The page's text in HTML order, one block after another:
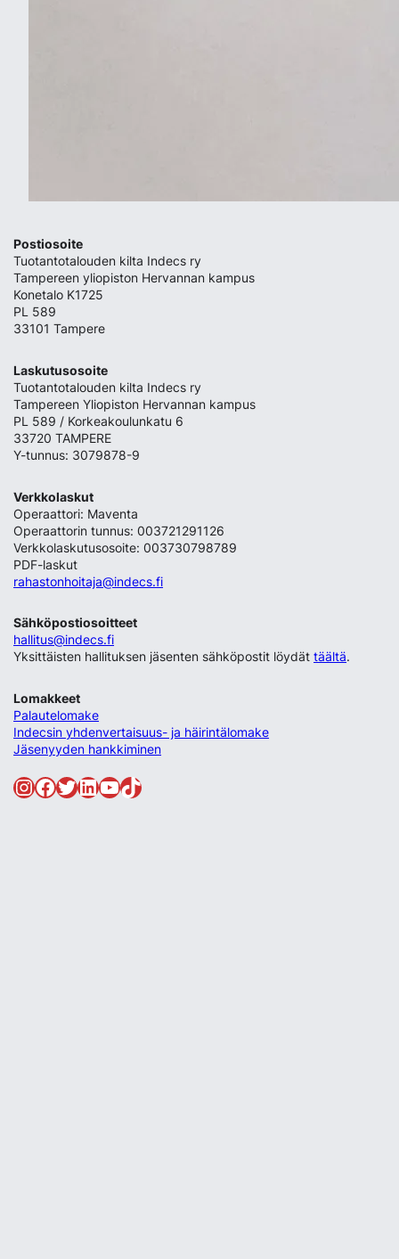
Postiosoite
Tuotantotalouden kilta Indecs ry
Tampereen yliopiston Hervannan kampus
Konetalo K1725
PL 589
33101 Tampere
Laskutusosoite
Tuotantotalouden kilta Indecs ry
Tampereen Yliopiston Hervannan kampus
PL 589 / Korkeakoulunkatu 6
33720 TAMPERE
Y-tunnus: 3079878-9
Verkkolaskut
Operaattori: Maventa
Operaattorin tunnus: 003721291126
Verkkolaskutusosoite: 003730798789
PDF-laskut
rahastonhoitaja@indecs.fi
Sähköpostiosoitteet
hallitus@indecs.fi
Yksittäisten hallituksen jäsenten sähköpostit löydättäältä.
Lomakkeet
Palautelomake
Indecsin yhdenvertaisuus- ja häirintälomake
Jäsenyyden hankkiminen
InstagramFacebook Twitter LinkedIn YouTube TikTok